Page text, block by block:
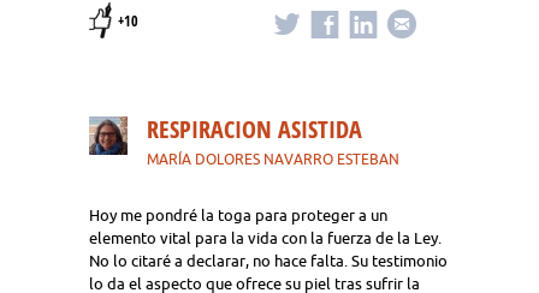
+10
RESPIRACION ASISTIDA
MARÍA DOLORES NAVARRO ESTEBAN
Hoy me pondré la toga para proteger a un
elemento vital para la vida con la fuerza de la Ley.
No lo citaré a declarar, no hace falta. Su testimonio
lo da el aspecto que ofrece su piel tras sufrir la